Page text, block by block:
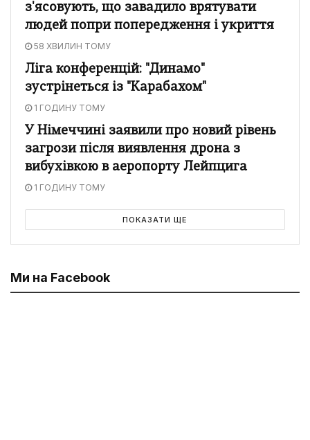
з'ясовують, що завадило врятувати
людей попри попередження і укриття
58 ХВИЛИН ТОМУ
Ліга конференцій: "Динамо"
зустрінеться із "Карабахом"
1 ГОДИНУ ТОМУ
У Німеччині заявили про новий рівень
загрози після виявлення дрона з
вибухівкою в аеропорту Лейпцига
1 ГОДИНУ ТОМУ
ПОКАЗАТИ ЩЕ
Ми на Facebook